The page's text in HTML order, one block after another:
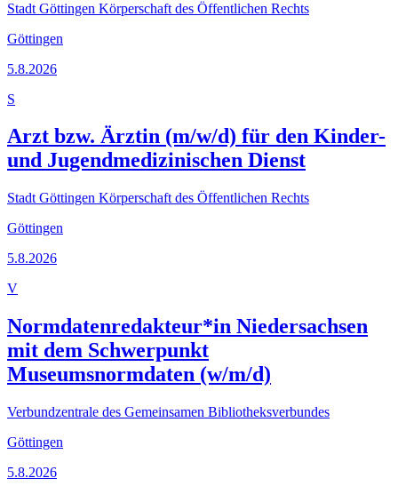
Stadt Göttingen Körperschaft des Öffentlichen Rechts
Göttingen
5.8.2026
S
Arzt bzw. Ärztin (m/w/d) für den Kinder-
und Jugendmedizinischen Dienst
Stadt Göttingen Körperschaft des Öffentlichen Rechts
Göttingen
5.8.2026
V
Normdatenredakteur*in Niedersachsen
mit dem Schwerpunkt
Museumsnormdaten (w/m/d)
Verbundzentrale des Gemeinsamen Bibliotheksverbundes
Göttingen
5.8.2026